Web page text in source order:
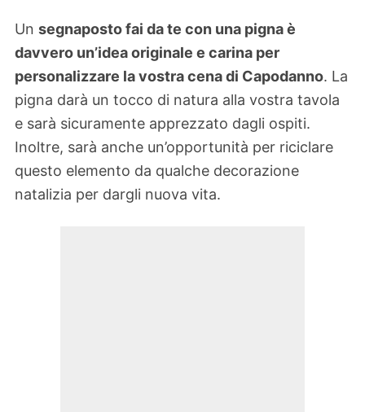
Un segnaposto fai da te con una pigna è
davvero un’idea originale e carina per
personalizzare la vostra cena di Capodanno. La
pigna darà un tocco di natura alla vostra tavola
e sarà sicuramente apprezzato dagli ospiti.
Inoltre, sarà anche un’opportunità per riciclare
questo elemento da qualche decorazione
natalizia per dargli nuova vita.